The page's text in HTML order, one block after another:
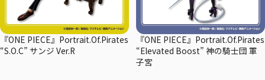
『ONE PIECE』Portrait.Of.Pirates
“S.O.C” サンジ Ver.R
『ONE PIECE』Portrait.Of.Pirates
“Elevated Boost” 神の騎士団 軍
子宮